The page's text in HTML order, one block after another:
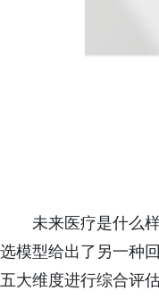
未来医疗是什么
选模型给出了另一种
五大维度进行综合评